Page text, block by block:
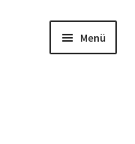
Menü